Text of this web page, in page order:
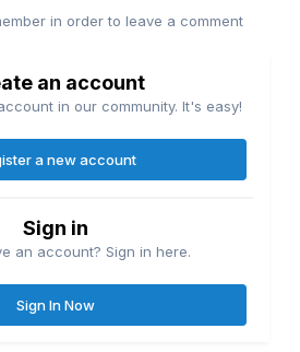
in order to leave a comment
an account
in our community. It's easy!
a new account
Sign in
an account? Sign in here.
Sign In Now